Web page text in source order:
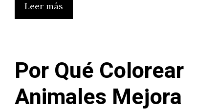
Leer más
Por Qué Colorear
Animales Mejora